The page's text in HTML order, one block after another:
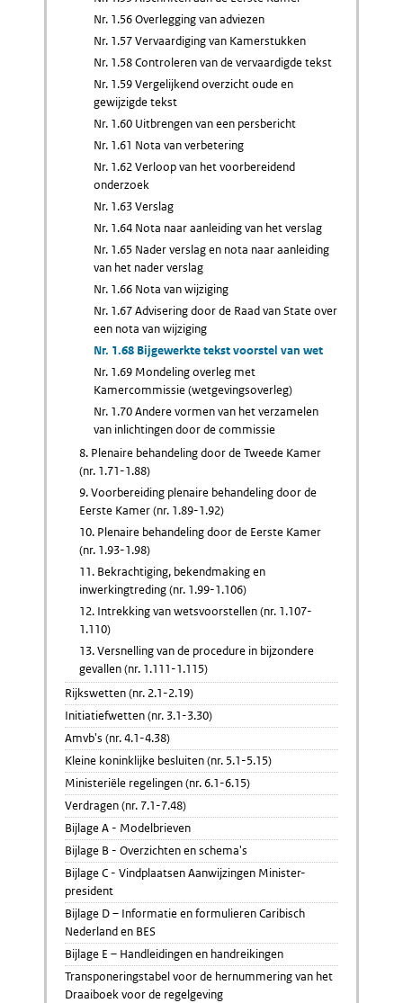
Nr. 1.56 Overlegging van adviezen
Nr. 1.57 Vervaardiging van Kamerstukken
Nr. 1.58 Controleren van de vervaardigde tekst
Nr. 1.59 Vergelijkend overzicht oude en
gewijzigde tekst
Nr. 1.60 Uitbrengen van een persbericht
Nr. 1.61 Nota van verbetering
Nr. 1.62 Verloop van het voorbereidend
onderzoek
Nr. 1.63 Verslag
Nr. 1.64 Nota naar aanleiding van het verslag
Nr. 1.65 Nader verslag en nota naar aanleiding
van het nader verslag
Nr. 1.66 Nota van wijziging
Nr. 1.67 Advisering door de Raad van State over
een nota van wijziging
Nr. 1.68 Bijgewerkte tekst voorstel van wet
Nr. 1.69 Mondeling overleg met
Kamercommissie (wetgevingsoverleg)
Nr. 1.70 Andere vormen van het verzamelen
van inlichtingen door de commissie
8. Plenaire behandeling door de Tweede Kamer
(nr. 1.71-1.88)
9. Voorbereiding plenaire behandeling door de
Eerste Kamer (nr. 1.89-1.92)
10. Plenaire behandeling door de Eerste Kamer
(nr. 1.93-1.98)
11. Bekrachtiging, bekendmaking en
inwerkingtreding (nr. 1.99-1.106)
12. Intrekking van wetsvoorstellen (nr. 1.107-
1.110)
13. Versnelling van de procedure in bijzondere
gevallen (nr. 1.111-1.115)
Rijkswetten (nr. 2.1-2.19)
Initiatiefwetten (nr. 3.1-3.30)
Amvb's (nr. 4.1-4.38)
Kleine koninklijke besluiten (nr. 5.1-5.15)
Ministeriële regelingen (nr. 6.1-6.15)
Verdragen (nr. 7.1-7.48)
Bijlage A - Modelbrieven
Bijlage B - Overzichten en schema's
Bijlage C - Vindplaatsen Aanwijzingen Minister-
president
Bijlage D – Informatie en formulieren Caribisch
Nederland en BES
Bijlage E – Handleidingen en handreikingen
Transponeringstabel voor de hernummering van het
Draaiboek voor de regelgeving